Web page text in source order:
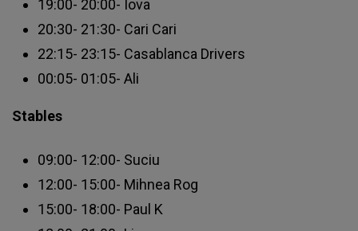
19:00- 20:00- Iova
20:30- 21:30- Cari Cari
22:15- 23:15- Casablanca Drivers
00:05- 01:05- Ali
Stables
09:00- 12:00- Suciu
12:00- 15:00- Mihnea Rog
15:00- 18:00- Paul K